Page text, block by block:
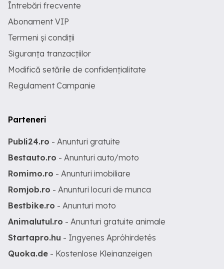
Întrebări frecvente
Abonament VIP
Termeni și condiții
Siguranța tranzacțiilor
Modifică setările de confidențialitate
Regulament Campanie
Parteneri
Publi24.ro - Anunturi gratuite
Bestauto.ro - Anunturi auto/moto
Romimo.ro - Anunturi imobiliare
Romjob.ro - Anunturi locuri de munca
Bestbike.ro - Anunturi moto
Animalutul.ro - Anunturi gratuite animale
Startapro.hu - Ingyenes Apróhirdetés
Quoka.de - Kostenlose Kleinanzeigen